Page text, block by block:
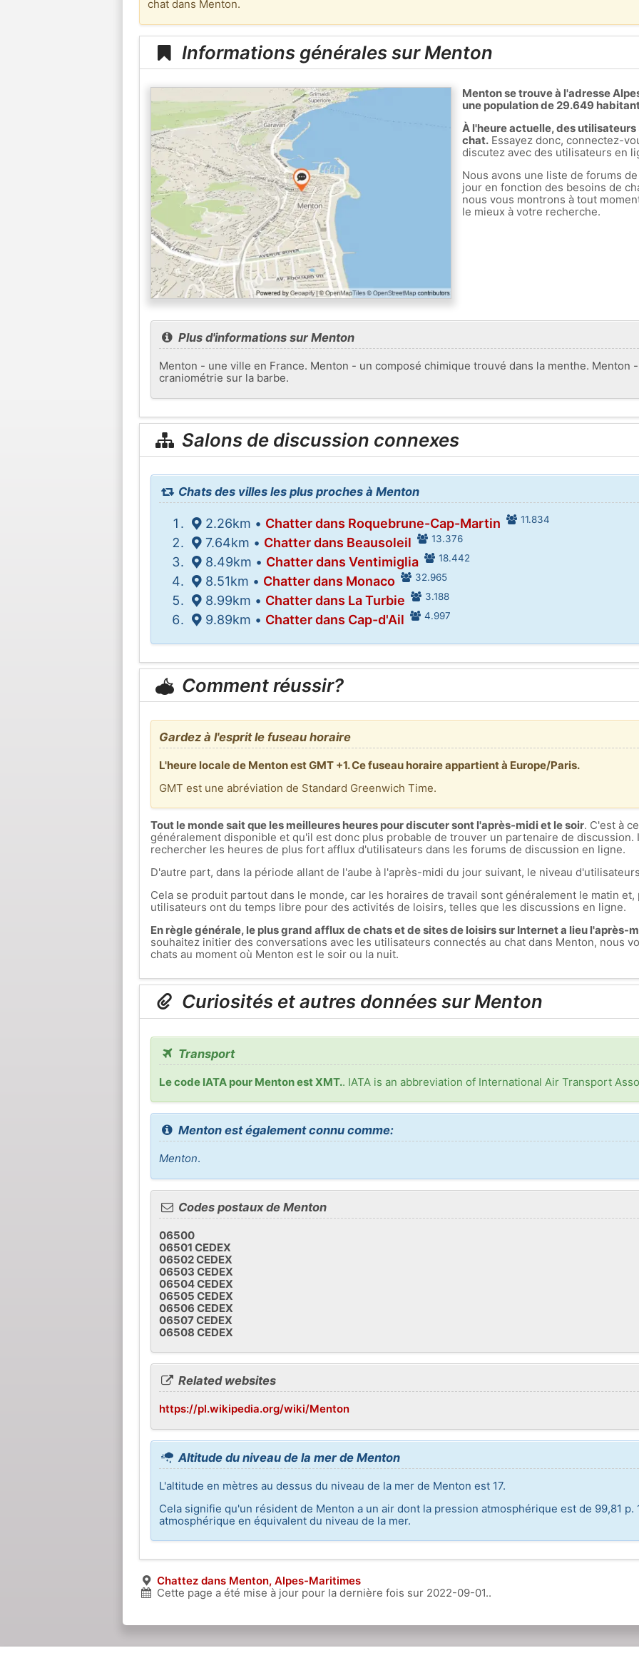
chat dans Menton.
Informations générales sur Menton
Menton se trouve à l'adresse
une population de 29.649
À l'heure actuelle, des
chat.Essayez donc, connectez-
discutez avec des utilisateurs en
Nous avons une liste de forums
jour en fonction des besoins de
nous vous montrons à tout
le mieux à votre recherche.
Plus d'informations sur Menton
Menton - une ville en France. Menton - un composé chimique trouvé dans la menthe. Menton
craniométrie sur la barbe.
Salons de discussion connexes
Chats des villes les plus proches à Menton
2.26km • Chatter dans Roquebrune-Cap-Martin 11.834
7.64km • Chatter dans Beausoleil 13.376
8.49km • Chatter dans Ventimiglia 18.442
8.51km • Chatter dans Monaco 32.965
8.99km • Chatter dans La Turbie 3.188
9.89km • Chatter dans Cap-d'Ail 4.997
Comment réussir?
Gardez à l'esprit le fuseau horaire
L'heure locale de Menton est GMT +1. Ce fuseau horaire appartient à Europe/Paris.
GMT est une abréviation de Standard Greenwich Time.
Tout le monde sait que les meilleures heures pour discuter sont l'après-midi et le soir. C'est à
généralement disponible et qu'il est donc plus probable de trouver un partenaire de
rechercher les heures de plus fort afflux d'utilisateurs dans les forums de discussion en ligne.
D'autre part, dans la période allant de l'aube à l'après-midi du jour suivant, le niveau
Cela se produit partout dans le monde, car les horaires de travail sont généralement le matin
utilisateurs ont du temps libre pour des activités de loisirs, telles que les discussions en ligne.
En règle générale, le plus grand afflux de chats et de sites de loisirs sur Internet a lieu l'après-
souhaitez initier des conversations avec les utilisateurs connectés au chat dans Menton, nous
chats au moment où Menton est le soir ou la nuit.
Curiosités et autres données sur Menton
Transport
Le code IATA pour Menton est XMT.. IATA is an abbreviation of International Air Transport
Menton est également connu comme:
Menton.
Codes postaux de Menton
06500
06501 CEDEX
06502 CEDEX
06503 CEDEX
06504 CEDEX
06505 CEDEX
06506 CEDEX
06507 CEDEX
06508 CEDEX
Related websites
https://pl.wikipedia.org/wiki/Menton
Altitude du niveau de la mer de Menton
L'altitude en mètres au dessus du niveau de la mer de Menton est 17.
Cela signifie qu'un résident de Menton a un air dont la pression atmosphérique est de 99,81
atmosphérique en équivalent du niveau de la mer.
Chattez dans Menton, Alpes-Maritimes
Cette page a été mise à jour pour la dernière fois sur 2022-09-01..